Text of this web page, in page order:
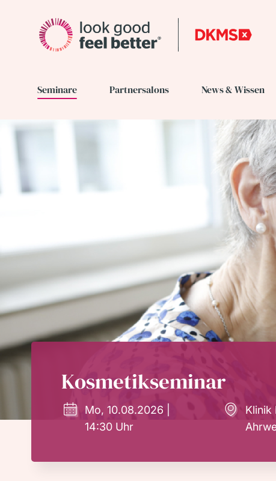
Seminare Partnersalons News & Wissen
Kosmetikseminar
Mo, 10.08.2026 |
14:30 Uhr
Klinik